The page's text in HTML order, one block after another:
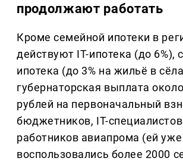
продолжают работать
Кроме семейной ипотеки в
действуют IT-ипотека (до 6%),
ипотека (до 3% на жильё в
губернаторская выплата
рублей на первоначальный
бюджетников, IT-
работников авиапрома (ей уже
воспользовались более 2000